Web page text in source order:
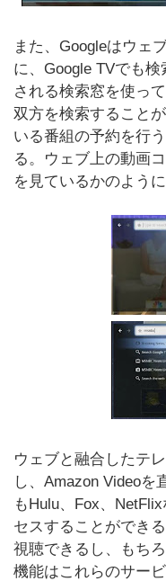
また、Googleはウェ
に、Google TVでも
される検索窓を使っ
双方を検索すること
いる番組の予約を行
る。ウェブ上の動画
を見ているかのよう
ウェブと融合したテ
し、Amazon Videoを
もHulu、Fox、
セスすることができ
視聴できるし、もち
機能はこれらのサー